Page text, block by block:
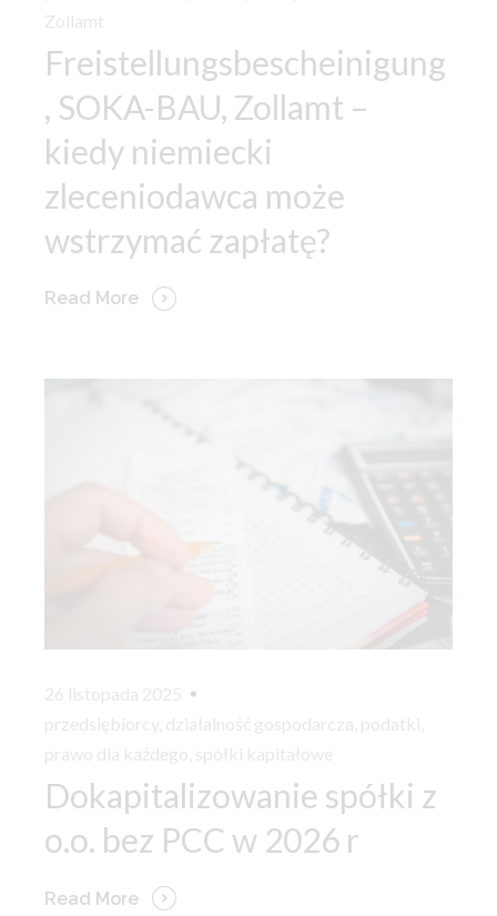
Zollamt
Freistellungsbescheinigung
, SOKA-BAU, Zollamt –
kiedy niemiecki
zleceniodawca może
wstrzymać zapłatę?
Read More
26 listopada 2025
przedsiębiorcy działalność gospodarcza podatki
prawo dla każdego
spółki kapitałowe
Dokapitalizowanie spółki z
o.o. bez PCC w 2026 r
Read More